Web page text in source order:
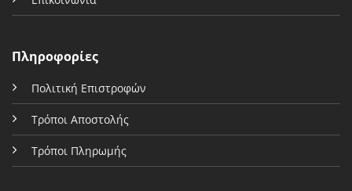
Πληροφορίες
Πολιτική Επιστροφών
Τρόποι Αποστολής
Τρόποι Πληρωμής